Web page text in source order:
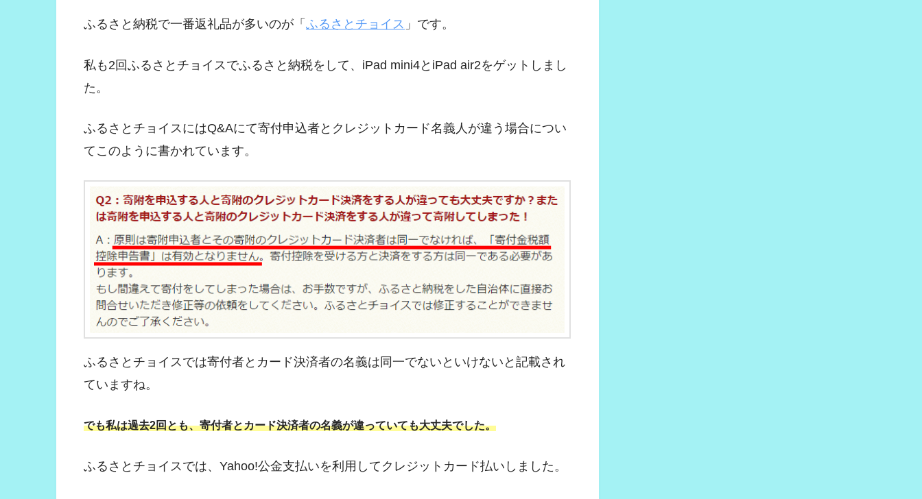
ふるさと納税で一番返礼品が多いのが「 ふるさとチョイス 」です。
私も2回ふるさとチョイスでふるさと納税をして、iPad mini4とiPad air2をゲットしまし
た。
ふるさとチョイスにはQ&Aにて寄付申込者とクレジットカード名義人が違う場合につい
てこのように書かれています。
ふるさとチョイスでは寄付者とカード決済者の名義は同一でないといけないと記載され
ていますね。
でも私は過去2回とも、寄付者とカード決済者の名義が違っていても大丈夫でした。
ふるさとチョイスでは、Yahoo!公金支払いを利用してクレジットカード払いしました。